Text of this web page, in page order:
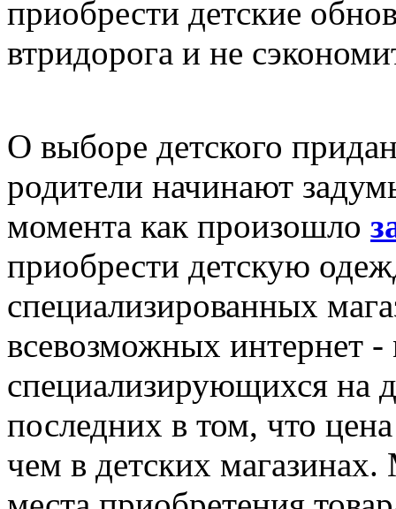
приобрести детские
втридорога и не
О выборе детского
родители начинают
момента как произошло
приобрести детскую
специализированных
всевозможных интернет -
специализирующихся на
последних в том, что
чем в детских